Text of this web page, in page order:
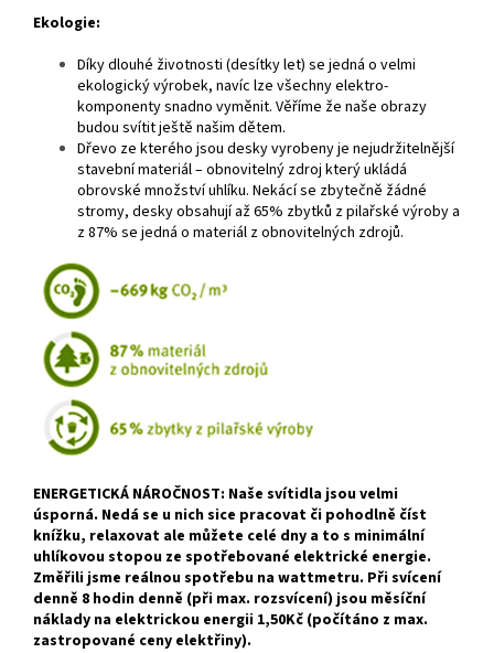
Ekologie:
Díky dlouhé životnosti (desítky let) se jedná o velmi
ekologický výrobek, navíc lze všechny elektro-
komponenty snadno vyměnit. Věříme že naše obrazy
budou svítit ještě našim dětem.
Dřevo ze kterého jsou desky vyrobeny je nejudržitelnější
stavební materiál – obnovitelný zdroj který ukládá
obrovské množství uhlíku. Nekácí se zbytečně žádné
stromy, desky obsahují až 65% zbytků z pilařské výroby a
z 87% se jedná o materiál z obnovitelných zdrojů.
ENERGETICKÁ NÁROČNOST: Naše svítidla jsou velmi
úsporná. Nedá se u nich sice pracovat či pohodlně číst
knížku, relaxovat ale můžete celé dny a to s minimální
uhlíkovou stopou ze spotřebované elektrické energie.
Změřili jsme reálnou spotřebu na wattmetru. Při svícení
denně 8 hodin denně (při max. rozsvícení) jsou měsíční
náklady na elektrickou energii 1,50Kč (počítáno z max.
zastropované ceny elektřiny).